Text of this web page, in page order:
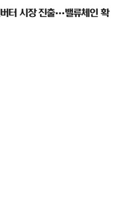
터 시장 진출…밸류체인 확